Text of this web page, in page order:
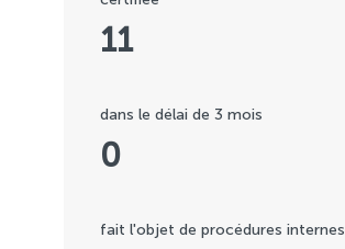
11
0
dans le délai de 3 mois
fait l'objet de procédures internes